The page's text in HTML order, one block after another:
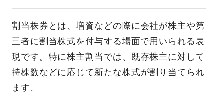
割当株券とは、増資などの際に会社が株主や第
三者に割当株式を付与する場面で用いられる表
現です。特に株主割当では、既存株主に対して
持株数などに応じて新たな株式が割り当てられ
ます。